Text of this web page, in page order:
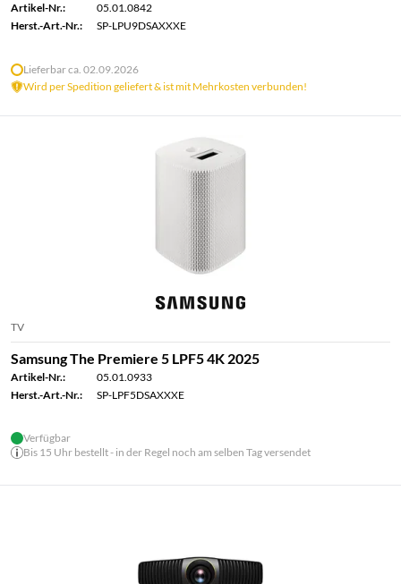
Artikel-Nr.:
05.01.0842
Herst.-Art.-Nr.:
SP-LPU9DSAXXXE
Lieferbar ca. 02.09.2026
Wird per Spedition geliefert & ist mit Mehrkosten verbunden!
TV
Samsung The Premiere 5 LPF5 4K 2025
Artikel-Nr.:
05.01.0933
Herst.-Art.-Nr.:
SP-LPF5DSAXXXE
Verfügbar
Bis 15 Uhr bestellt - in der Regel noch am selben Tag versendet